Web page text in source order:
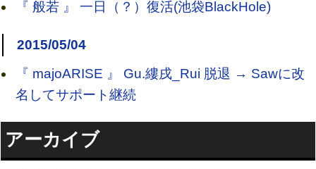
『 般若 』 一日（？）復活(池袋BlackHole)
2015/05/04
『 majoARISE 』 Gu.縷戌_Rui 脱退 → Sawに改
名してサポート継続
アーカイブ